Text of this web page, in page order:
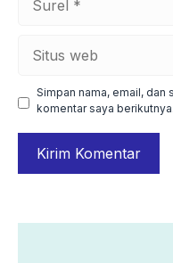
Simpan nama, email, dan
komentar saya berikutnya.